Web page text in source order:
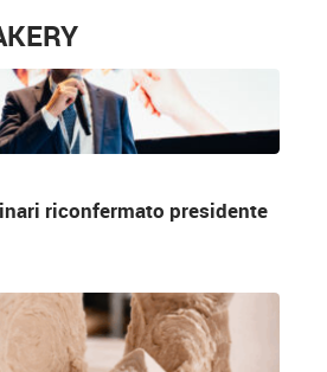
riconfermato presidente